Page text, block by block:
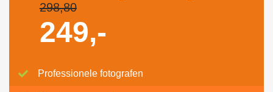
298,80
249,-
Professionele fotografen